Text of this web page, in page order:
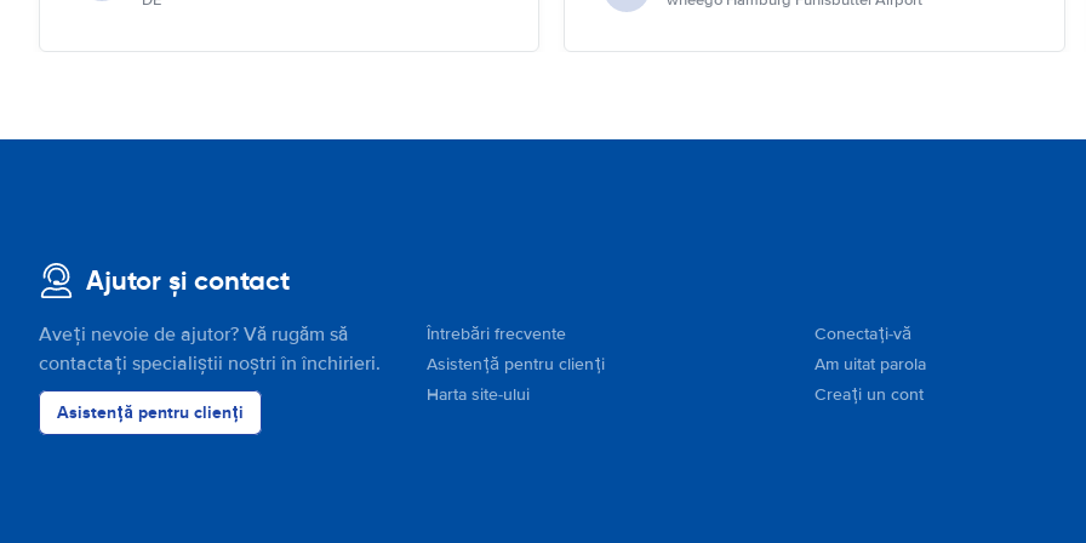
Ajutor și contact
Aveți nevoie de ajutor? Vă rugăm să
contactați specialiștii noștri în închirieri.
Asistență pentru clienți
Întrebări frecvente
Asistență pentru clienți
Harta site-ului
Conectați-vă
Am uitat parola
Creați un cont